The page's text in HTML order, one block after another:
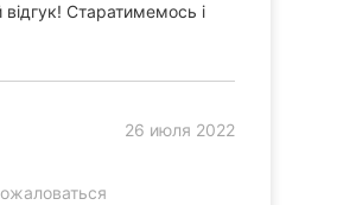
Старатимемось і
26 июля 2022